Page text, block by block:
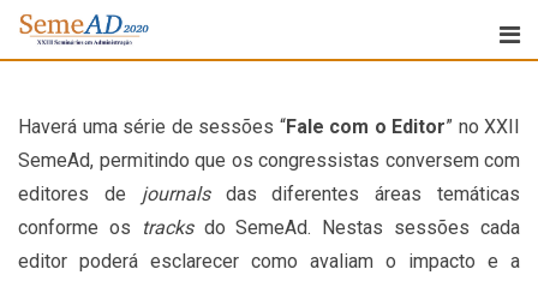
Haverá uma série de sessões “Fale com o Editor” no XXII
SemeAd, permitindo que os congressistas conversem com
editores de journalsdas diferentes áreas temáticas
conforme os
tracksdo SemeAd. Nestas sessões cada
editor poderá esclarecer como avaliam o impacto e a